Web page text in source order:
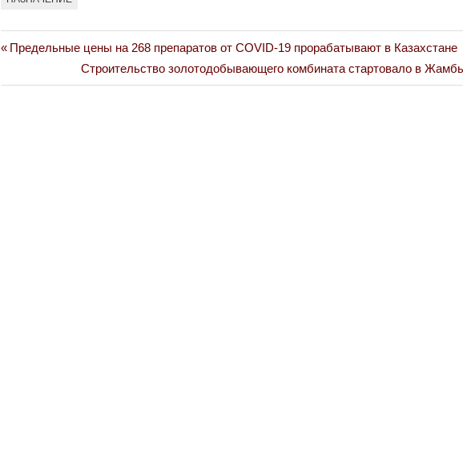
Навигация
по
Previous
Предельные цены на 268 препаратов от COVID-19 прорабатывают в Казахстане
Next
Post:
Строительство золотодобывающего комбината стартовало в